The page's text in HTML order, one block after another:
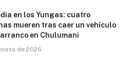
en los Yungas: cuatro
mueren tras caer un vehículo
en Chulumani
de 2026